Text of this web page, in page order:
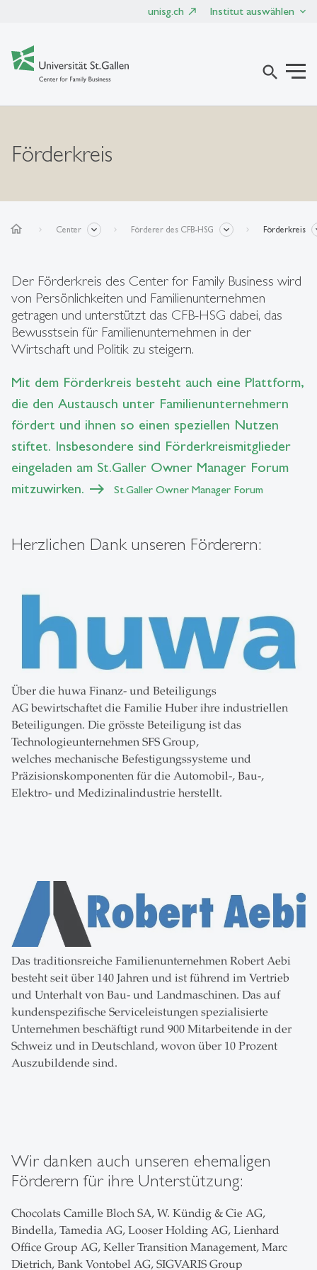
unisg.ch Institut auswählen
search
Förderkreis
home Center Förderer des CFB-HSG Förderkreis
Der Förderkreis des Center for Family Business wird
von Persönlichkeiten und Familienunternehmen
getragen und unterstützt das CFB-HSG dabei, das
Bewusstsein für Familienunternehmen in der
Wirtschaft und Politik zu steigern.
Mit dem Förderkreis besteht auch eine Plattform,
die den Austausch unter Familienunternehmern
fördert und ihnen so einen speziellen Nutzen
stiftet. Insbesondere sind Förderkreismitglieder
eingeladen am St.Galler Owner Manager Forum
mitzuwirken.
St.Galler Owner Manager Forum
Herzlichen Dank unseren Förderern:
Über die huwa Finanz- und Beteiligungs
AG bewirtschaftet die Familie Huber ihre industriellen
Beteiligungen. Die grösste Beteiligung ist das
Technologieunternehmen SFS Group,
welches mechanische Befestigungssysteme und
Präzisionskomponenten für die Automobil-, Bau-,
Elektro- und Medizinalindustrie herstellt.
Das traditionsreiche Familienunternehmen Robert Aebi
besteht seit über 140 Jahren und ist führend im Vertrieb
und Unterhalt von Bau- und Landmaschinen. Das auf
kundenspezifische Serviceleistungen spezialisierte
Unternehmen beschäftigt rund 900 Mitarbeitende in der
Schweiz und in Deutschland, wovon über 10 Prozent
Auszubildende sind.
Wir danken auch unseren ehemaligen
Förderern für ihre Unterstützung:
Chocolats Camille Bloch SA, W. Kündig & Cie AG,
Bindella, Tamedia AG, Looser Holding AG, Lienhard
Office Group AG, Keller Transition Management, Marc
Dietrich, Bank Vontobel AG, SIGVARIS Group